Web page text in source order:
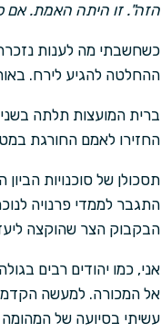
הזה". זו היתה האמת. אם
כשחשבתי מה לענות
ההחלטה להגיע לירח.
ברית המועצות תלתה
החזירו לאמם החורגת
תסכולן של סוכנויות
התגבר לממדי פרנויה
הבקבוק הצר שהוקצה
אני, כמו יהודים רבים
אל המכורה. למעשה
עשיתי בסיועה של